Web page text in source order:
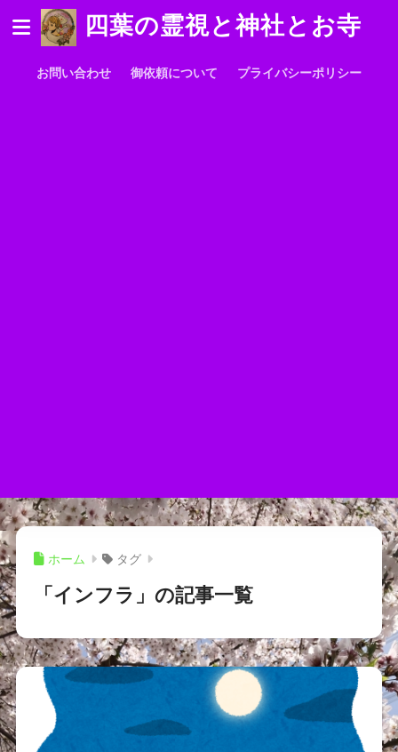
四葉の霊視と神社とお寺
お問い合わせ 御依頼について プライバシーポリシー
ホーム タグ
「インフラ」の記事一覧